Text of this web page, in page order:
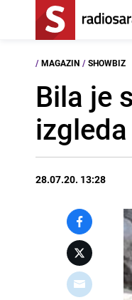
/ MAGAZIN / SHOWBIZ
Bila je
28.07.20. 13:28